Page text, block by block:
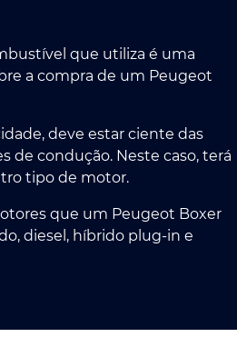
que utiliza é uma
a compra de um Peugeot
deve estar ciente das
de condução. Neste caso, terá
tipo de motor.
que um Peugeot Boxer
diesel, híbrido plug-in e